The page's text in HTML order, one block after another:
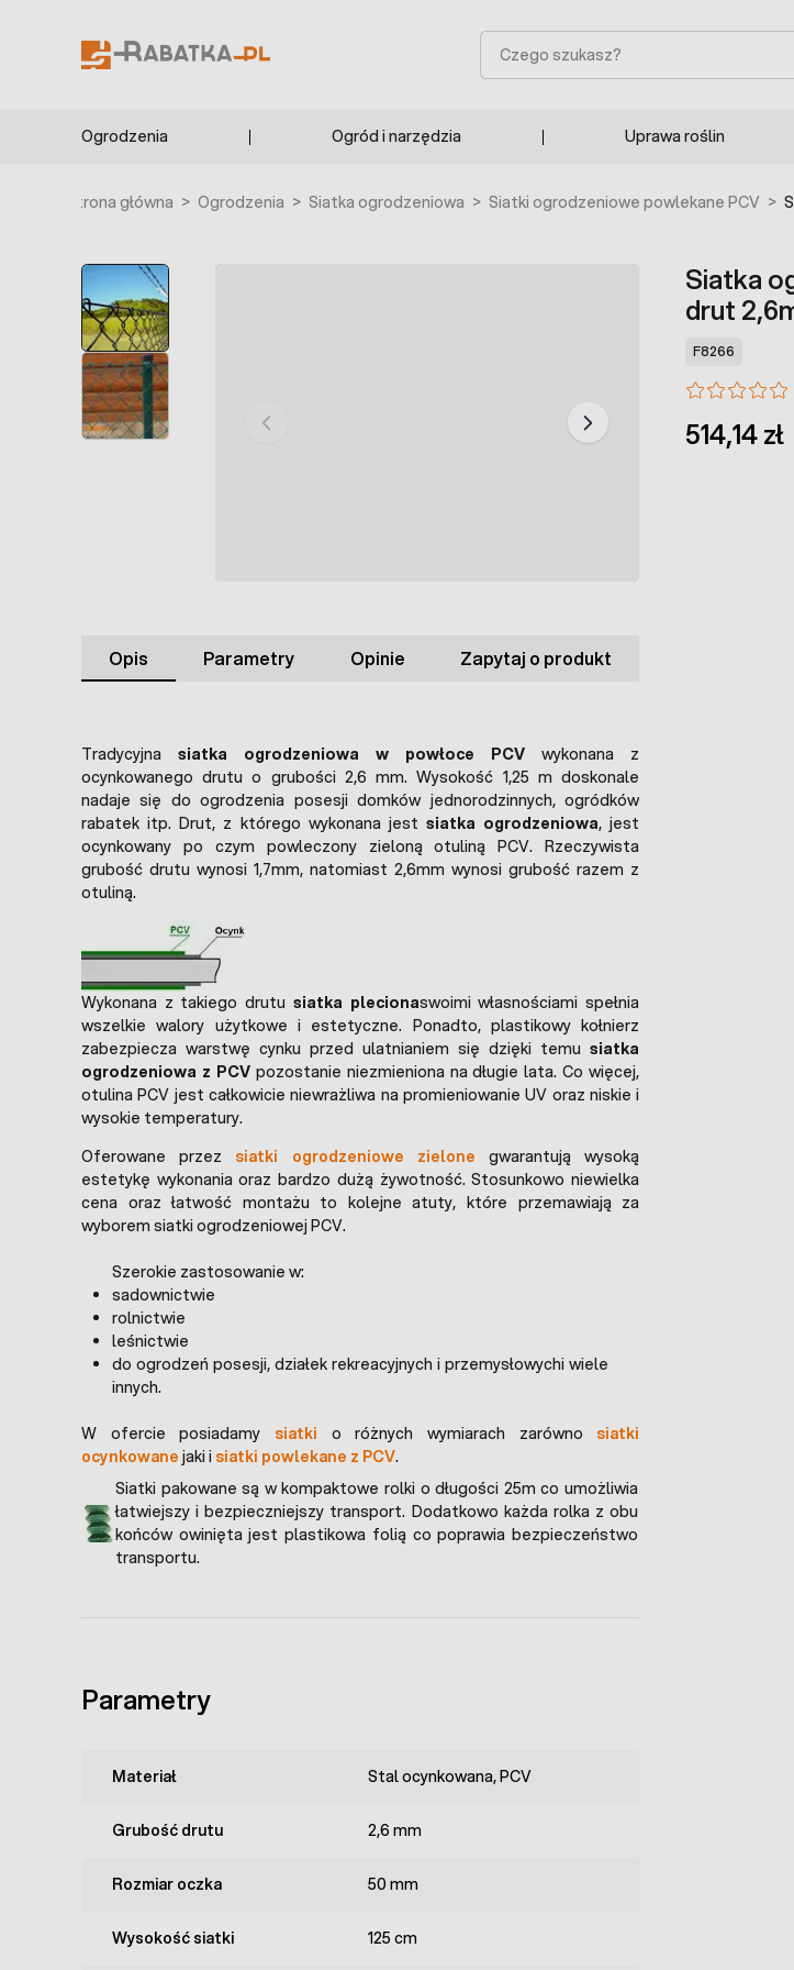
Szukaj
Ogrodzenia Ogród i narzędzia Uprawa roślin
Strona główna > Ogrodzenia > Siatka ogrodzeniowa > Siatki ogrodzeniowe powlekane PCV >
Siatka
drut
F8266
514,14 zł
Opis Parametry Opinie Zapytaj o produkt
Tradycyjnasiatka ogrodzeniowa w powłoce PCV wykonana z
ocynkowanego drutu o grubości 2,6 mm. Wysokość 1,25 m doskonale
nadaje się do ogrodzenia posesji domków jednorodzinnych, ogródków
rabatek itp. Drut, z którego wykonana jest siatka ogrodzeniowa, jest
ocynkowany po czym powleczony zieloną otuliną PCV. Rzeczywista
grubość drutu wynosi 1,7mm, natomiast 2,6mm wynosi grubość razem z
otuliną.
Wykonana z takiego drutu siatka plecionaswoimi własnościami spełnia
wszelkie walory użytkowe i estetyczne. Ponadto, plastikowy kołnierz
zabezpiecza warstwę cynku przed ulatnianiem się dzięki temusiatka
ogrodzeniowa z PCVpozostanie niezmieniona na długie lata. Co więcej,
otulina PCV jest całkowicie niewrażliwa na promieniowanie UV oraz niskie i
wysokie temperatury.
Oferowane przez siatki ogrodzeniowe zielone gwarantują wysoką
estetykę wykonania oraz bardzo dużą żywotność. Stosunkowo niewielka
cena oraz łatwość montażu to kolejne atuty, które przemawiają za
wyborem siatki ogrodzeniowej PCV.
Szerokie zastosowanie w:
sadownictwie
rolnictwie
leśnictwie
do ogrodzeń posesji, działek rekreacyjnych i przemysłowychi wiele
innych.
W ofercie posiadamy siatki o różnych wymiarach zarówno siatki
ocynkowane jaki i siatki powlekane z PCV.
Siatki pakowane są w kompaktowe rolki o długości 25m co umożliwia
łatwiejszy i bezpieczniejszy transport. Dodatkowo każda rolka z obu
końców owinięta jest plastikowa folią co poprawia bezpieczeństwo
transportu.
Parametry
Materiał Stal ocynkowana, PCV
Grubość drutu 2,6 mm
Rozmiar oczka 50 mm
Wysokość siatki 125 cm